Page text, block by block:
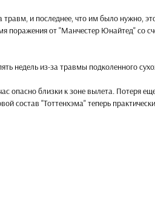
травм, и последнее, что им было нужно,
поражения от "Манчестер Юнайтед" со
недель из-за травмы подколенного
опасно близки к зоне вылета. Потеря
состав "Тоттенхэма" теперь